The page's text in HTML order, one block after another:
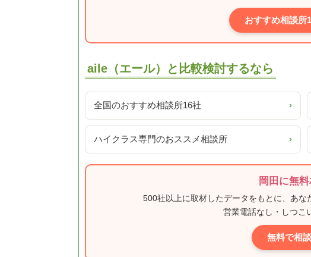
おすすめ相談所
aile（エール）と比較検討するなら
全国のおすすめ相談所16社 ›
ハイクラス専門のおススメ相談所 ›
岡田に無
500社以上に取材したデータをもとに、あな
営業電話なし・しつこ
無料で相